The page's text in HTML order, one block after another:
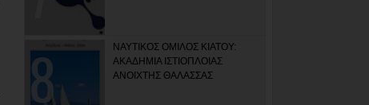
ΝΑΥΤΙΚΟΣ ΟΜΙΛΟΣ ΚΙΑΤΟΥ:
ΑΚΑΔΗΜΙΑ ΙΣΤΙΟΠΛΟΙΑΣ
ΑΝΟΙΧΤΗΣ ΘΑΛΑΣΣΑΣ